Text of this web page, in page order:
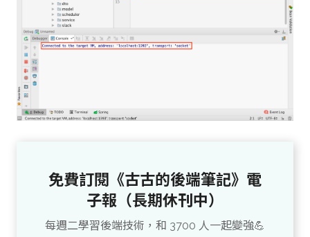
免費訂閱《古古的後端筆記》電
子報（長期休刊中）
每週二學習後端技術，和 3700 人一起變強💪